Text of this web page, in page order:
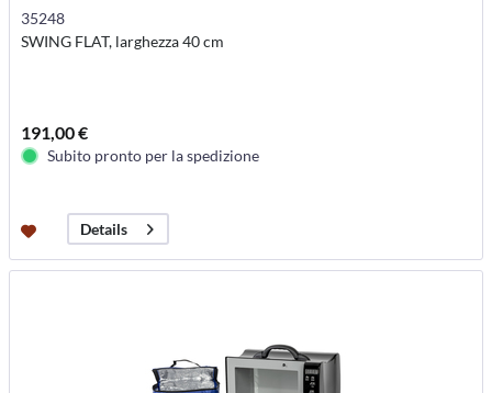
35248
SWING FLAT, larghezza 40 cm
191,00 €
Subito pronto per la spedizione
Details